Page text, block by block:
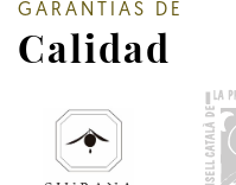
GARANTÍAS DE
Calidad